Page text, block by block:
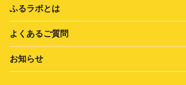
ふるラボとは
よくあるご質問
お知らせ